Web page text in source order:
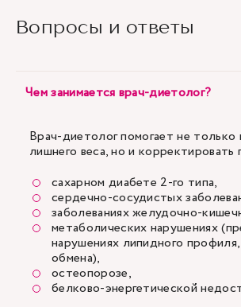
Вопросы и ответы
Чем занимается врач-диетолог?
Врач-диетолог помогает не только
лишнего веса, но и корректировать
сахарном диабете 2-го типа,
сердечно-сосудистых
заболеваниях желудочно-
метаболических нарушениях
нарушениях липидного
обмена),
остеопорозе,
белково-энергетической